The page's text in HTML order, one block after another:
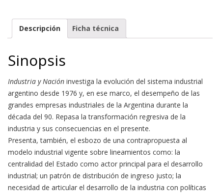
Descripción Ficha técnica
Sinopsis
Industria y Nación investiga la evolución del sistema industrial
argentino desde 1976 y, en ese marco, el desempeño de las
grandes empresas industriales de la Argentina durante la
década del 90. Repasa la transformación regresiva de la
industria y sus consecuencias en el presente.
Presenta, también, el esbozo de una contrapropuesta al
modelo industrial vigente sobre lineamientos como: la
centralidad del Estado como actor principal para el desarrollo
industrial; un patrón de distribución de ingreso justo; la
necesidad de articular el desarrollo de la industria con políticas